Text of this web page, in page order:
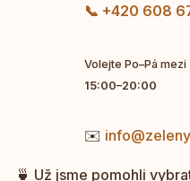
📞 +420 608
Volejte Po–Pá mezi
15:00–20:00
✉️
🍵 Už jsme pomohli